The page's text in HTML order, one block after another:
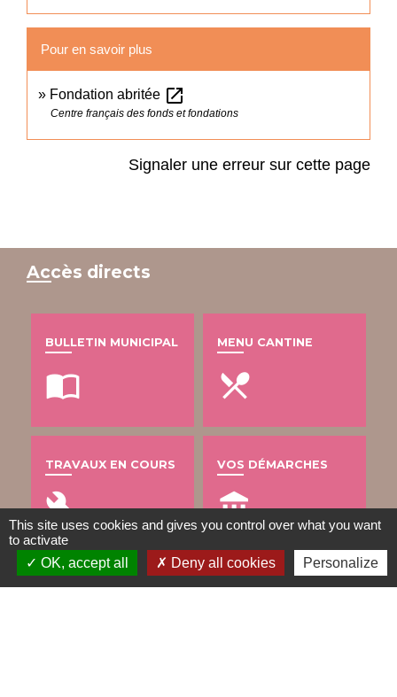
Pour en savoir plus
Fondation abritée open_in_new
Centre français des fonds et fondations
Signaler une erreur sur cette page
Accès directs
BULLETIN MUNICIPAL
import_contacts
MENU CANTINE
local_dining
TRAVAUX EN COURS
build
VOS DÉMARCHES
account_balance
DÉCHETS
This site uses cookies and gives you control over what you want
to activate
OK, accept all
Deny all cookies Personalize